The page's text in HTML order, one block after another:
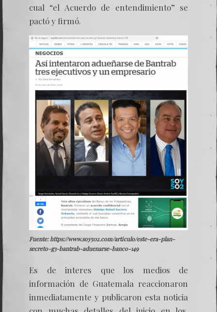
cual “el Acuerdo de entendimiento” se
pactó y firmó.
Fuente: https://www.soy502.com/articulo/este-era-plan-
secreto-g3-bantrab-aduenarse-banco-149
Es de interes que los medios de
información de Guatemala reaccionaron
inmediatamente y publicaron esta noticia